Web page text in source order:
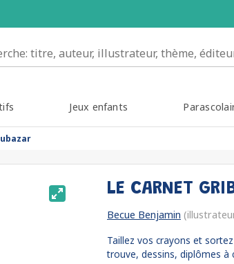
Jeux enfants
LE CARNET
Becue Benjamin
Taillez vos crayons et
trouve, dessins, diplômes à